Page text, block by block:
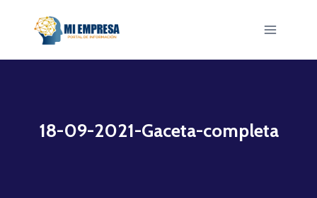
18-09-2021-Gaceta-completa